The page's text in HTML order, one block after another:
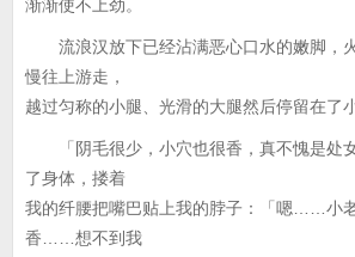
渐渐使不上劲。
流浪汉放下已经沾满恶心口水的嫩脚，
慢往上游走，
越过匀称的小腿、光滑的大腿然后停留在了
「阴毛很少，小穴也很香，真不愧是处
了身体，搂着
我的纤腰把嘴巴贴上我的脖子：「嗯……小
香……想不到我